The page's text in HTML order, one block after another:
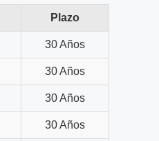
Plazo
30 Años
30 Años
30 Años
30 Años